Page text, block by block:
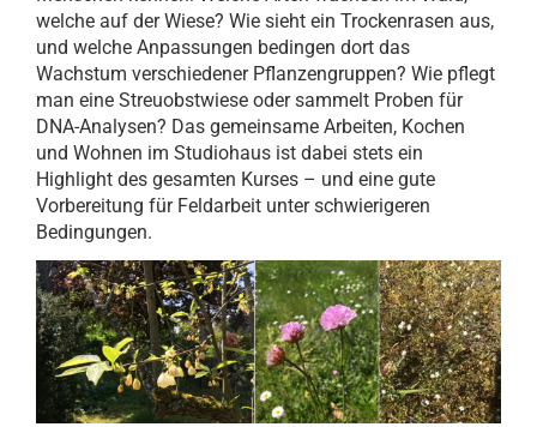
welche auf der Wiese? Wie sieht ein Trockenrasen aus,
und welche Anpassungen bedingen dort das
Wachstum verschiedener Pflanzengruppen? Wie pflegt
man eine Streuobstwiese oder sammelt Proben für
DNA-Analysen? Das gemeinsame Arbeiten, Kochen
und Wohnen im Studiohaus ist dabei stets ein
Highlight des gesamten Kurses – und eine gute
Vorbereitung für Feldarbeit unter schwierigeren
Bedingungen.